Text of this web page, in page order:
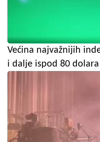
Većina najvažnijih
i dalje ispod 80 dolara